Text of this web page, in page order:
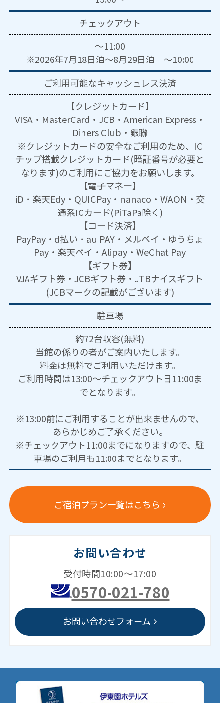
チェックアウト
～11:00
※2026年7月18日泊～8月29日泊 ～10:00
ご利用可能なキャッシュレス決済
【クレジットカード】
VISA・MasterCard・JCB・American Express・
Diners Club・銀聯
※クレジットカードの安全なご利用のため、IC
チップ搭載クレジットカード(暗証番号が必要と
なります)のご利用にご協力をお願いします。
【電子マネー】
iD・楽天Edy・QUICPay・nanaco・WAON・交
通系ICカード(PiTaPa除く)
【コード決済】
PayPay・d払い・au PAY・メルペイ・ゆうちょ
Pay・楽天ペイ・Alipay・WeChat Pay
【ギフト券】
VJAギフト券・JCBギフト券・JTBナイスギフト
(JCBマークの記載がございます)
駐車場
約72台収容(無料)
当館の係りの者がご案内いたします。
料金は無料でご利用いただけます。
ご利用時間は13:00～チェックアウト日11:00ま
でとなります。
※13:00前にご利用することが出来ませんので、
あらかじめご了承ください。
※チェックアウト11:00までになりますので、駐
車場のご利用も11:00までとなります。
ご宿泊プラン一覧はこちら
お問い合わせ
受付時間10:00～17:00
0570-021-780
お問い合わせフォーム